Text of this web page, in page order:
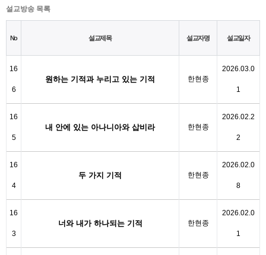
설교방송 목록
No 설교제목 설교자명 설교일자
16
6
원하는 기적과 누리고 있는 기적 한현종
2026.03.0
1
16
5
내 안에 있는 아나니아와 삽비라 한현종
2026.02.2
2
16
4
두 가지 기적 한현종
2026.02.0
8
16
3
너와 내가 하나되는 기적 한현종
2026.02.0
1